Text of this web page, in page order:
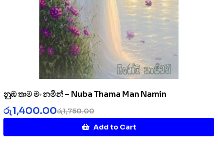
නුඹ තාම මං නමින් – Nuba Thama Man Namin
රු1,750.00
රු1,400.00
Add to Cart